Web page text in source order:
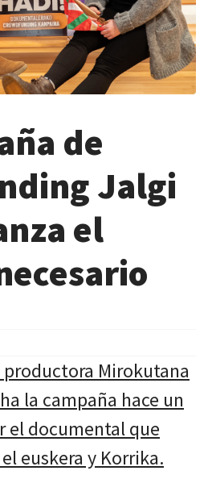
de
Jalgi
el
productora Mirokutana
la campaña hace un
el documental que
euskera y Korrika.